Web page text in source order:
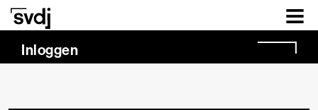
Naar hoofdinhoud
Inloggen